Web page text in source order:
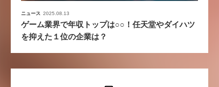
ニュース 2025.08.13
ゲーム業界で年収トップは○○！任天堂やダイハツ
を抑えた１位の企業は？